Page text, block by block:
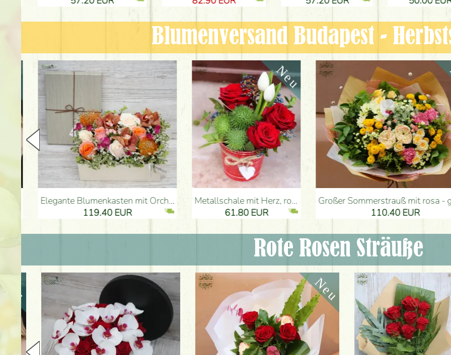
Blumenversand Budapest -
Elegante Blumenkasten mit Orchidee (14 Stiele) - Blumenlieferung Budapest
119.40 EUR
Metallschale mit Herz, roten Rosen, Tulpen, Kürbis - Blumenlieferung Budapest
61.80 EUR
Großer Sommerstrauß mit rosa - gelben Farben (21 Stiele) - Blumenlieferung Budapest
110.40 EUR
Rote Rosen Sträuße